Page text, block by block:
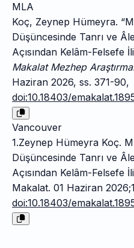
MLA
Koç, Zeynep Hümeyra.
Düşüncesinde Tanrı ve
Açısından Kelâm-Felsefe
Makalat Mezhep
Haziran 2026, ss. 371-90,
doi:10.18403/
Vancouver
1.Zeynep Hümeyra Koç.
Düşüncesinde Tanrı ve
Açısından Kelâm-Felsefe
Makalat. 01 Haziran
doi:10.18403/